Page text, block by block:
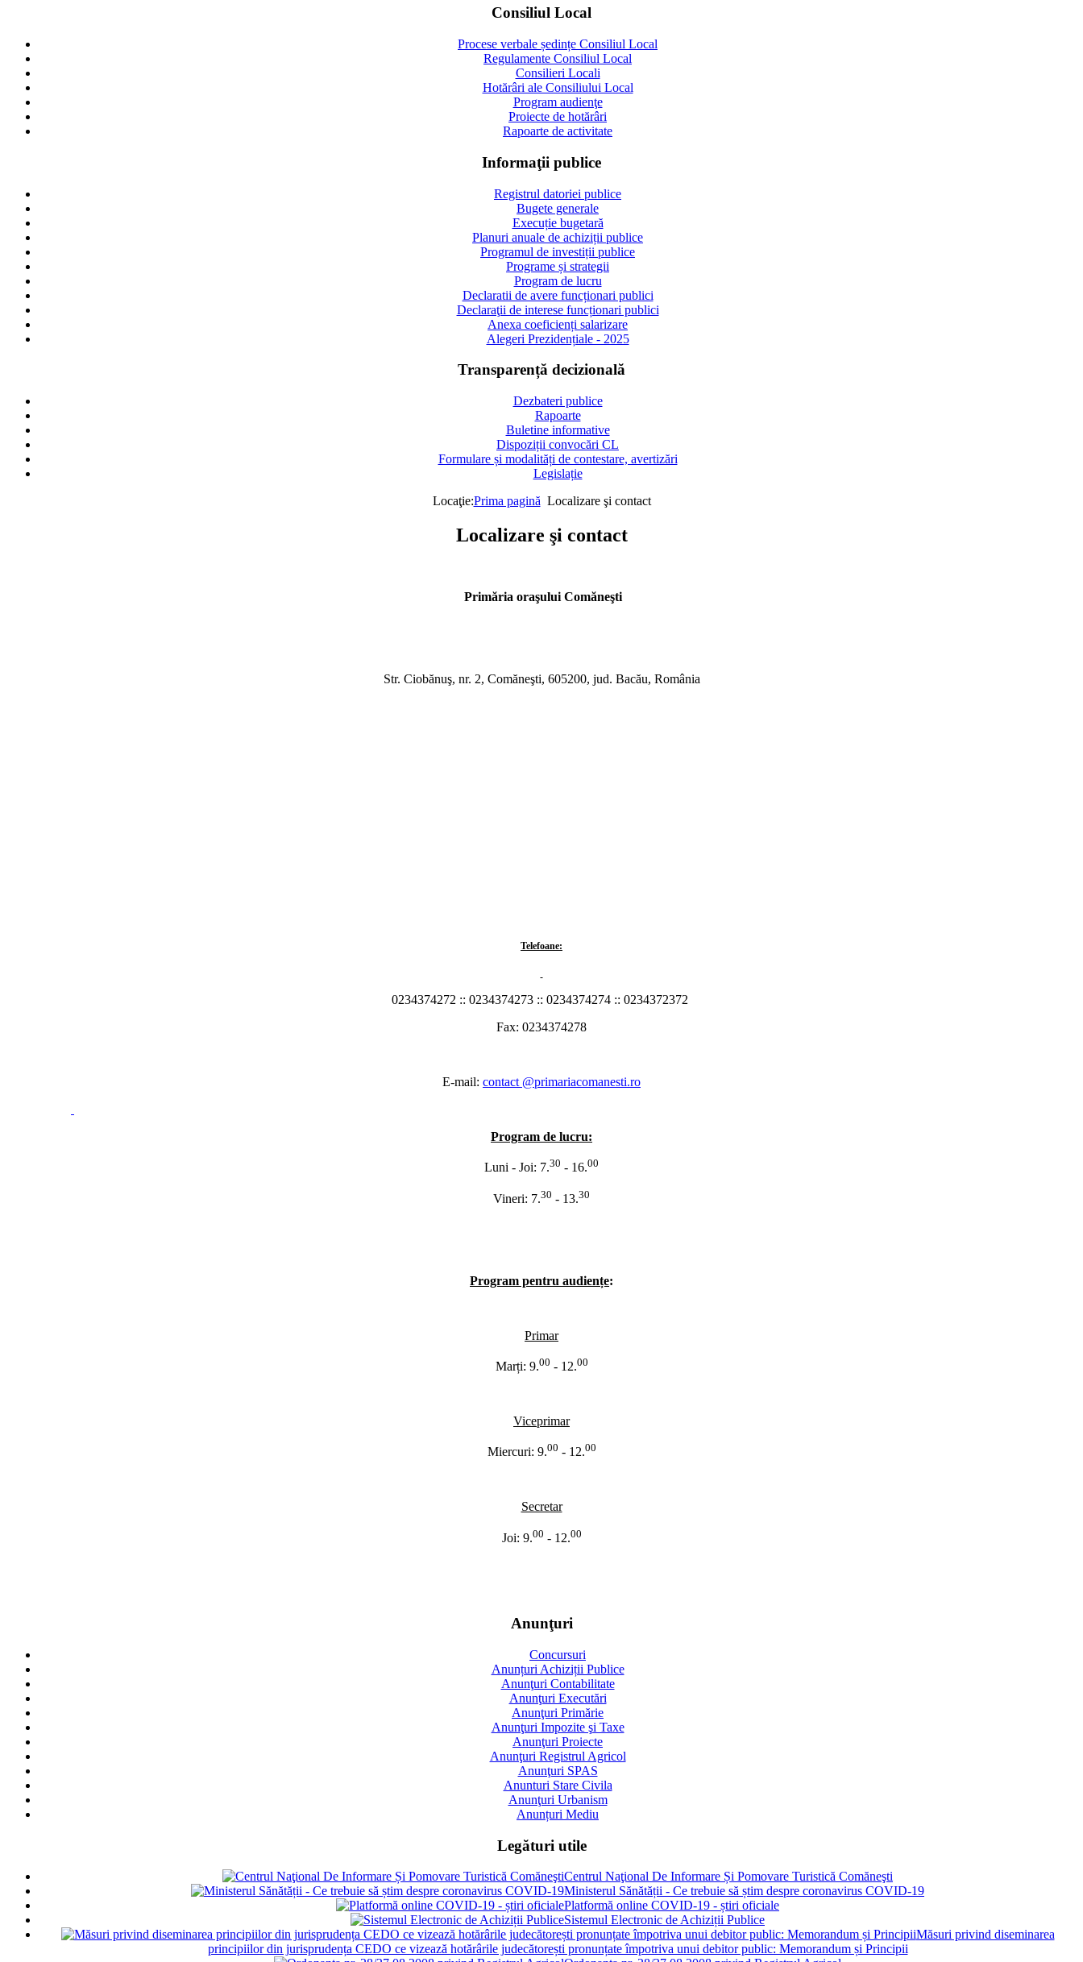
Consiliul Local
Procese verbale ședințe Consiliul Local
Regulamente Consiliul Local
Consilieri Locali
Hotărâri ale Consiliului Local
Program audienţe
Proiecte de hotărâri
Rapoarte de activitate
Informaţii publice
Registrul datoriei publice
Bugete generale
Execuție bugetară
Planuri anuale de achiziții publice
Programul de investiții publice
Programe și strategii
Program de lucru
Declaratii de avere funcționari publici
Declaraţii de interese funcționari publici
Anexa coeficienți salarizare
Alegeri Prezidențiale - 2025
Transparență decizională
Dezbateri publice
Rapoarte
Buletine informative
Dispoziții convocări CL
Formulare și modalități de contestare, avertizări
Legislație
Locaţie:Prima pagină Localizare şi contact
Localizare şi contact
Primăria oraşului Comăneşti
Str. Ciobănuş, nr. 2, Comăneşti, 605200, jud. Bacău, România
Telefoane:
0234374272 :: 0234374273 :: 0234374274 :: 0234372372
Fax: 0234374278
E-mail: contact @primariacomanesti.ro
Program de lucru:
Luni - Joi: 7.30 - 16.00
Vineri: 7.30 - 13.30
Program pentru audiențe:
Primar
Marți: 9.00 - 12.00
Viceprimar
Miercuri: 9.00 - 12.00
Secretar
Joi: 9.00 - 12.00
Anunţuri
Concursuri
Anunțuri Achiziții Publice
Anunţuri Contabilitate
Anunţuri Executări
Anunţuri Primărie
Anunţuri Impozite şi Taxe
Anunţuri Proiecte
Anunţuri Registrul Agricol
Anunţuri SPAS
Anunturi Stare Civila
Anunţuri Urbanism
Anunțuri Mediu
Legături utile
Centrul Naţional De Informare Și Pomovare Turistică Comăneşti
Ministerul Sănătății - Ce trebuie să știm despre coronavirus COVID-19
Platformă online COVID-19 - știri oficiale
Sistemul Electronic de Achiziții Publice
Măsuri privind diseminarea
principiilor din jurisprudența CEDO ce vizează hotărârile judecătorești pronunțate împotriva unui debitor public: Memorandum și Principii